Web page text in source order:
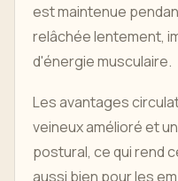
est maintenue
relâchée lentement,
d'énergie musculaire.
Les avantages
veineux amélioré et
postural, ce qui rend
aussi bien pour les